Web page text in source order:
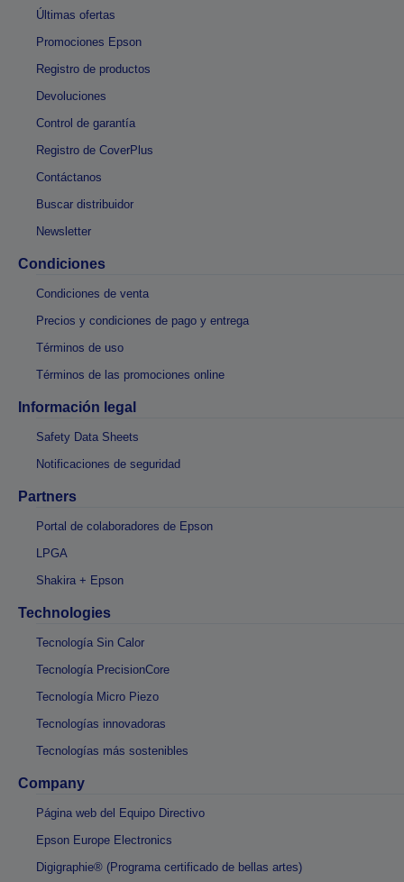
Últimas ofertas
Promociones Epson
Registro de productos
Devoluciones
Control de garantía
Registro de CoverPlus
Contáctanos
Buscar distribuidor
Newsletter
Condiciones
Condiciones de venta
Precios y condiciones de pago y entrega
Términos de uso
Términos de las promociones online
Información legal
Safety Data Sheets
Notificaciones de seguridad
Partners
Portal de colaboradores de Epson
LPGA
Shakira + Epson
Technologies
Tecnología Sin Calor
Tecnología PrecisionCore
Tecnología Micro Piezo
Tecnologías innovadoras
Tecnologías más sostenibles
Company
Página web del Equipo Directivo
Epson Europe Electronics
Digigraphie® (Programa certificado de bellas artes)